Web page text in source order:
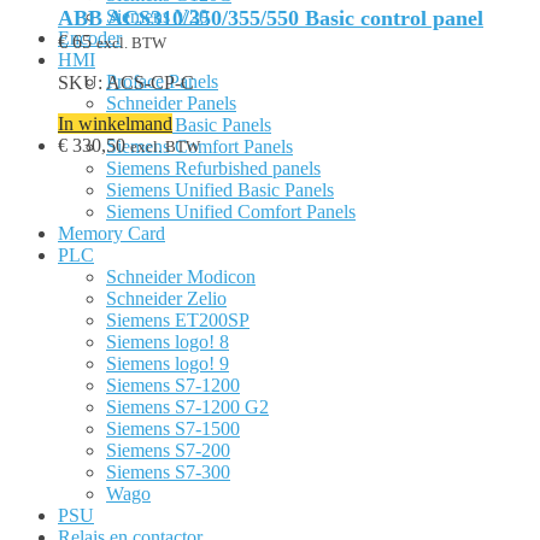
Siemens V20
Encoder
HMI
Proface Panels
Schneider Panels
Siemens Basic Panels
Siemens Comfort Panels
Siemens Refurbished panels
Siemens Unified Basic Panels
Siemens Unified Comfort Panels
Memory Card
PLC
Schneider Modicon
Schneider Zelio
Siemens ET200SP
Siemens logo! 8
Siemens logo! 9
Siemens S7-1200
Siemens S7-1200 G2
Siemens S7-1500
Siemens S7-200
Siemens S7-300
Wago
PSU
ABB ACS310/350/355/550 Basic control panel
€65 excl. BTW
SKU: ACS-CP-C
In winkelmand
€ 330,50 excl. BTW